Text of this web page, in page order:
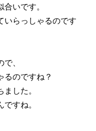
いです。
らっしゃるのです
、
のですね？
した。
すね。